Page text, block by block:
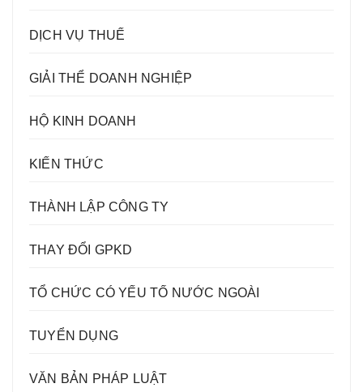
DỊCH VỤ THUẾ
GIẢI THỂ DOANH NGHIỆP
HỘ KINH DOANH
KIẾN THỨC
THÀNH LẬP CÔNG TY
THAY ĐỔI GPKD
TỔ CHỨC CÓ YẾU TỐ NƯỚC NGOÀI
TUYỂN DỤNG
VĂN BẢN PHÁP LUẬT